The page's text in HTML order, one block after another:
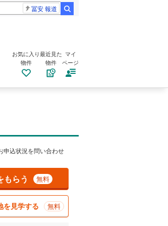
冨安 報道
お気に入り
物件
最近見た
物件
マイ
ページ
申込状況を問い合わせ
もらう 無料
を見学する 無料